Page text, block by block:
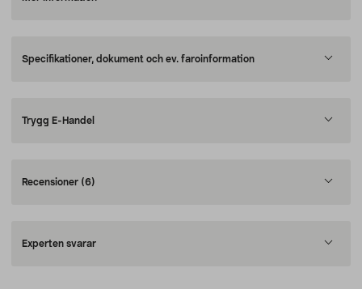
Specifikationer, dokument och ev. faroinformation
Trygg E-Handel
Recensioner (6)
Experten svarar